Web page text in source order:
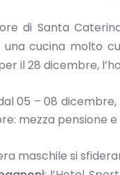
di Santa
cucina molto
il 28 dicembre,
05 – 08
mezza pensione
maschile si